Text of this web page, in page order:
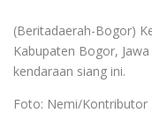
(Beritadaerah-Bogor)
Kabupaten Bogor,
kendaraan siang ini.
Foto: Nemi/Kontributor